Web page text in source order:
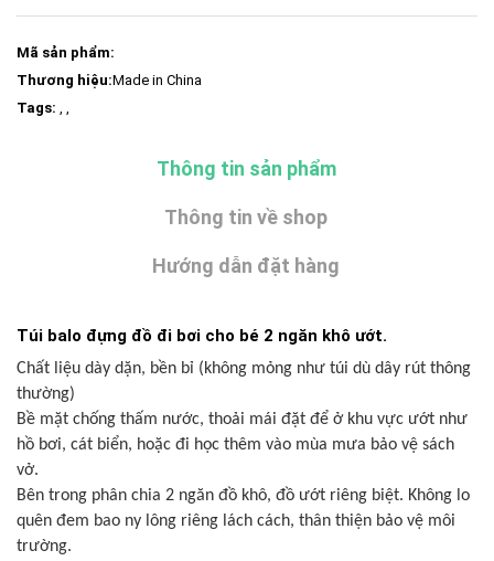
Mã sản phẩm:
Thương hiệu:Made in China
Tags:
Thông tin sản phẩm
Thông tin về shop
Hướng dẫn đặt hàng
Túi balo đựng đồ đi bơi cho bé 2 ngăn khô ướt.
Chất liệu dày dặn, bền bỉ (không mỏng như túi dù dây rút thông
thường)
Bề mặt chống thấm nước, thoải mái đặt để ở khu vực ướt như
hồ bơi, cát biển, hoặc đi học thêm vào mùa mưa bảo vệ sách
vở.
Bên trong phân chia 2 ngăn đồ khô, đồ ướt riêng biệt. Không lo
quên đem bao ny lông riêng lách cách, thân thiện bảo vệ môi
trường.